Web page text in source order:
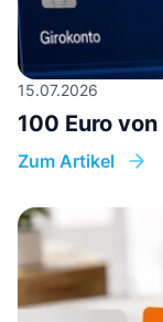
15.07.2026
100 Euro
Zum Artikel